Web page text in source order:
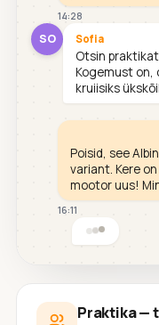
14:28
SO Sofia
Otsin
Kogemust on,
kruiisiks
Poisid, see
variant. Kere
mootor uus!
16:11
Praktika —